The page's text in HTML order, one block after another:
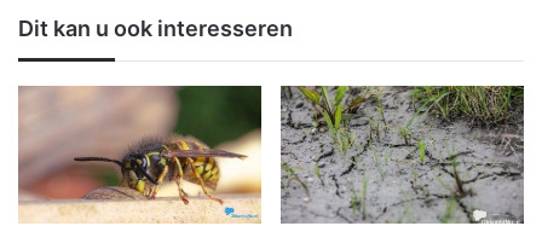
r
k
e
n
g
b
k
h
u
e
n
Dit kan u ook interesseren